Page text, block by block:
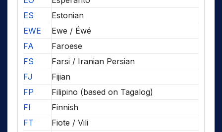
ES
Estonian
EWE
Ewe / Éwé
FA
Faroese
FS
Farsi / Iranian Persian
FJ
Fijian
FP
Filipino (based on Tagalog)
FI
Finnish
FT
Fiote / Vili